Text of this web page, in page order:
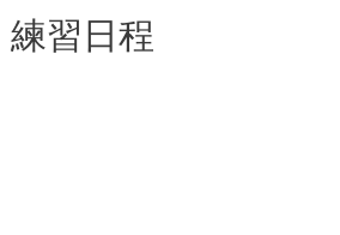
練習日程